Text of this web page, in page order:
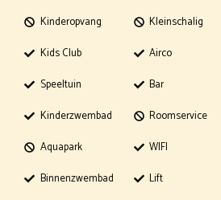
Kinderopvang
Kids Club
Speeltuin
Kinderzwembad
Aquapark
Binnenzwembad
Kleinschalig
Airco
Bar
Roomservice
WIFI
Lift